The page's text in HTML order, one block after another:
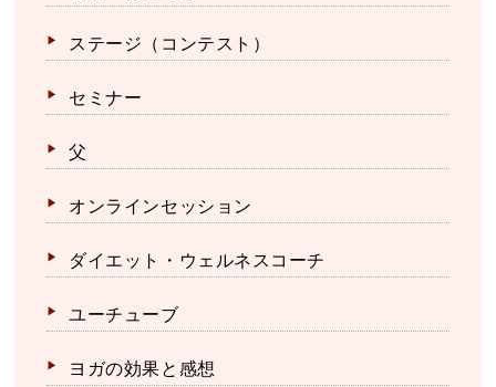
ステージ（コンテスト）
セミナー
父
オンラインセッション
ダイエット・ウェルネスコーチ
ユーチューブ
ヨガの効果と感想